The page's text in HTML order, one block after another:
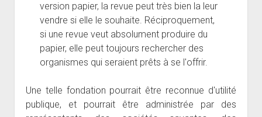
version papier, la revue peut très bien la leur
vendre si elle le souhaite. Réciproquement,
si une revue veut absolument produire du
papier, elle peut toujours rechercher des
organismes qui seraient prêts à se l'offrir.
Une telle fondation pourrait être reconnue d'utilité
publique, et pourrait être administrée par des